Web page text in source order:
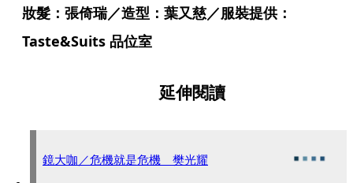
妝髮：張倚瑞／造型：葉又慈／服裝提供：
Taste&Suits 品位室
延伸閱讀
鏡大咖／危機就是危機 樊光耀